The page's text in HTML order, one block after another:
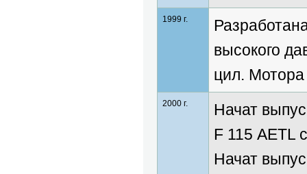
1999 г.
высокого
цил.
2000 г.
Начат
F 115 AETL
Начат